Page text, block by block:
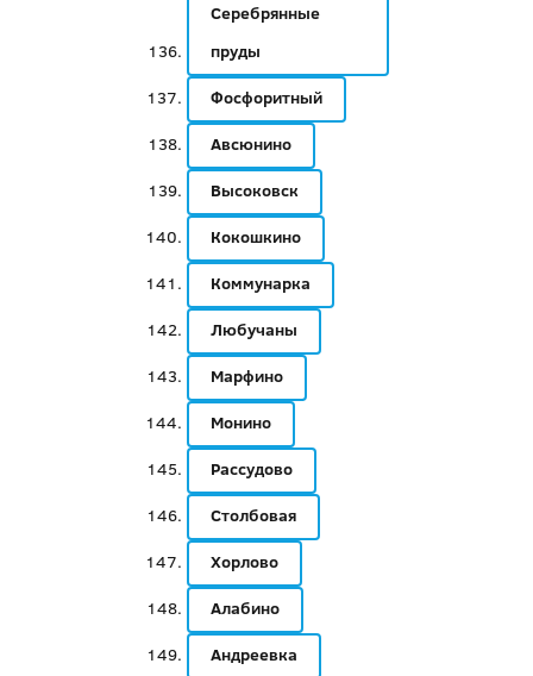
Серебрянные
пруды
Фосфоритный
Авсюнино
Высоковск
Кокошкино
Коммунарка
Любучаны
Марфино
Монино
Рассудово
Столбовая
Хорлово
Алабино
Андреевка